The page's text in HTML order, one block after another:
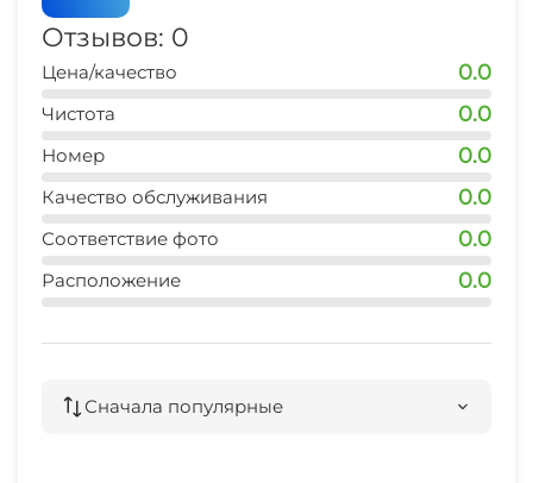
Отзывов: 0
Цена/качество 0.0
Чистота 0.0
Номер 0.0
Качество обслуживания 0.0
Соответствие фото 0.0
Расположение 0.0
Сначала популярные